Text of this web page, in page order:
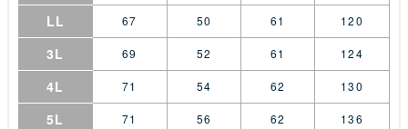
LL 67 50 61 120
3L 69 52 61 124
4L 71 54 62 130
5L 71 56 62 136